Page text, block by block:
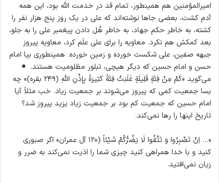
امیرالمؤمنین هم همینطور، تمام قد در خدمت الله بود، این همه
آدم کشت، بعضی جاها نوشته‌اند که علی در یک روز پنج هزار نفر را
کشته، به خاطر حکم جهاد، به خاطر هُل دادن پیغمبر علی را به جلو،
بعد کمکش هم نکرد. معاویه را برای علی علَم کرد، معاویه پیروز
جبهه صفین، علی شکست خورده و زمین خورده. همینطوری بیا امام
حسن و امام حسین که دیگر هیچی، تبلور مظلومیت هستند.
می‌گوید «كَمْ مِنْ فِئَةٍ قَلِيلَةٍ غَلَبَتْ فِئَةً كَثِيرَةً بِإِذْنِ اللهِ (۲۴۹ بقره)» چه
بسا جمعیت کمی که پیروز می‌شوند بر جمعیت زیاد. خب مثلاً آیا
امام حسین که جمعیت کم بود بر جمعیت زیاد یزید پیروز شد؟
تاریخ اینها را رها نمی‌کند.
«… اِنْ تَصْبِرُوا وَ تَتَّقُوا لَا يَضُرُّكُمْ شَيْئاً (۱۲۰ آل عمران» اگر صبوری
کنید و با خدا همراهی کنید چیزی شما را اذیت نمی‌کند به ضرر و
زیان نمی‌افتید.